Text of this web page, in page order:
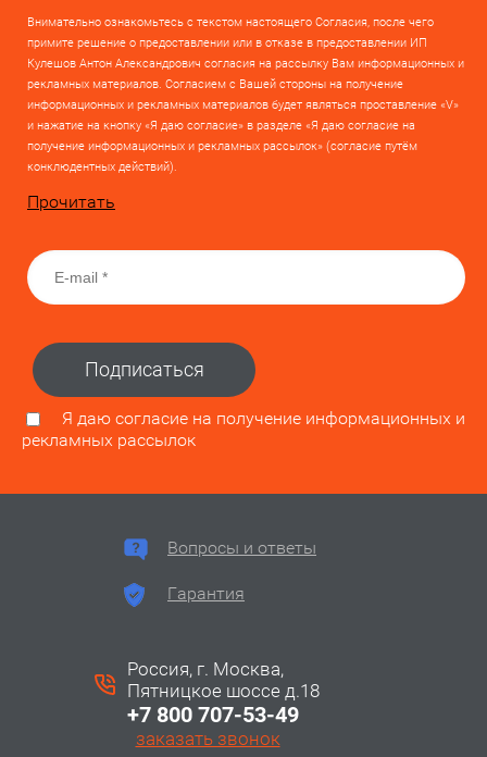
Внимательно ознакомьтесь с текстом настоящего Согласия, после чего
примите решение о предоставлении или в отказе в предоставлении ИП
Кулешов Антон Александрович согласия на рассылку Вам информационных и
рекламных материалов. Согласием с Вашей стороны на получение
информационных и рекламных материалов будет являться проставление «V»
и нажатие на кнопку «Я даю согласие» в разделе «Я даю согласие на
получение информационных и рекламных рассылок» (согласие путём
конклюдентных действий).
Прочитать
Подписаться
Я даю согласие на получение информационных и
рекламных рассылок
Вопросы и ответы
Гарантия
Россия, г. Москва,
Пятницкое шоссе д.18
+7 800 707-53-49
заказать звонок